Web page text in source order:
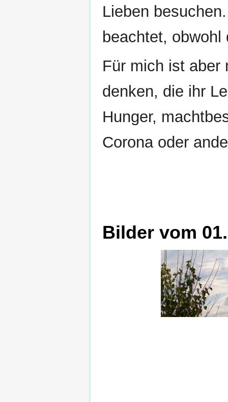
Lieben
beachtet,
Für mich ist aber
denken, die ihr
Hunger,
Corona oder
Bilder vom